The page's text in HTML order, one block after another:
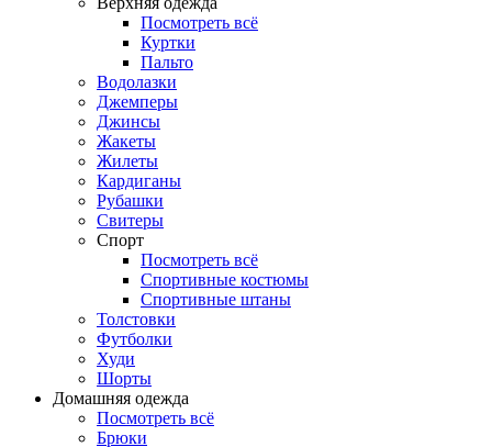
Посмотреть всё
Куртки
Пальто
Водолазки
Джемперы
Джинсы
Жакеты
Жилеты
Кардиганы
Рубашки
Свитеры
Спорт
Посмотреть всё
Спортивные костюмы
Спортивные штаны
Толстовки
Футболки
Худи
Шорты
Домашняя одежда
Посмотреть всё
Брюки